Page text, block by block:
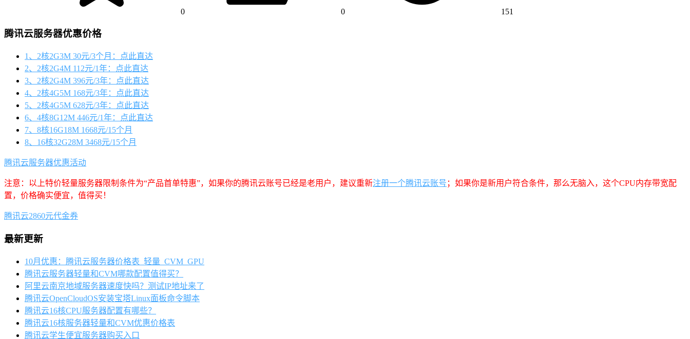
0 0 151
腾讯云服务器优惠价格
1、2核2G3M 30元/3个月：点此直达
2、2核2G4M 112元/1年：点此直达
3、2核2G4M 396元/3年：点此直达
4、2核4G5M 168元/3年：点此直达
5、2核4G5M 628元/3年：点此直达
6、4核8G12M 446元/1年：点此直达
7、8核16G18M 1668元/15个月
8、16核32G28M 3468元/15个月
腾讯云服务器优惠活动
注意：以上特价轻量服务器限制条件为“产品首单特惠”，如果你的腾讯云账号已经是老用户，建议重新注册一个腾讯云账号 ；如果你是新用户符合条件，那么无脑入，这个CPU内存带宽配
置，价格确实便宜，值得买！
腾讯云2860元代金券
最新更新
10月优惠：腾讯云服务器价格表_轻量_CVM_GPU
腾讯云服务器轻量和CVM哪款配置值得买？
阿里云南京地域服务器速度快吗？测试IP地址来了
腾讯云OpenCloudOS安装宝塔Linux面板命令脚本
腾讯云16核CPU服务器配置有哪些？
腾讯云16核服务器轻量和CVM优惠价格表
腾讯云学生便宜服务器购买入口